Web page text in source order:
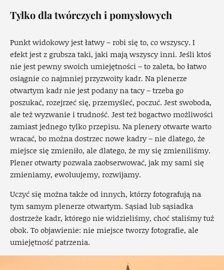
Tylko dla twórczych i pomysłowych
Punkt widokowy jest łatwy – robi się to, co wszyscy. I
efekt jest z grubsza taki, jaki mają wszyscy inni. Jeśli ktoś
nie jest pewny swoich umiejętności – to zaleta, bo łatwo
osiągnie co najmniej przyzwoity kadr. Na plenerze
otwartym kadr nie jest podany na tacy – trzeba go
poszukać, rozejrzeć się, przemyśleć, poczuć. Jest swoboda,
ale też wyzwanie i trudność. Jest też bogactwo możliwości
zamiast jednego tylko przepisu. Na plenery otwarte warto
wracać, bo można dostrzec nowe kadry – nie dlatego, że
miejsce się zmieniło, ale dlatego, że my się zmieniliśmy.
Plener otwarty pozwala zaobserwować, jak my sami się
zmieniamy, ewoluujemy, rozwijamy.
Uczyć się można także od innych, którzy fotografują na
tym samym plenerze otwartym. Sąsiad lub sąsiadka
dostrzeże kadr, którego nie widzieliśmy, choć staliśmy tuż
obok. To objawienie: nie miejsce tworzy fotografie, ale
umiejętność patrzenia.